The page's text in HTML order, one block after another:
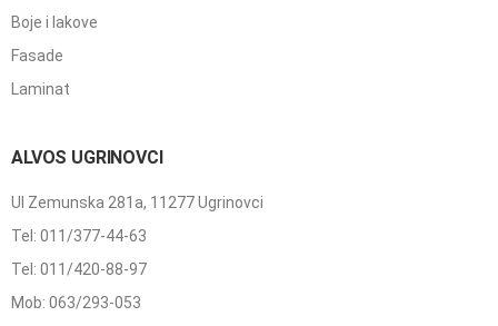
Boje i lakove
Fasade
Laminat
ALVOS UGRINOVCI
Ul Zemunska 281a, 11277 Ugrinovci
Tel: 011/377-44-63
Tel: 011/420-88-97
Mob: 063/293-053